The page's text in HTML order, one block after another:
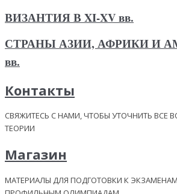
ВИЗАНТИЯ В XI-XV вв.
СТРАНЫ АЗИИ, АФРИКИ И
вв.
Контакты
СВЯЖИТЕСЬ С НАМИ, ЧТОБЫ УТОЧНИТЬ ВСЕ
ТЕОРИИ
Магазин
МАТЕРИАЛЫ ДЛЯ ПОДГОТОВКИ К